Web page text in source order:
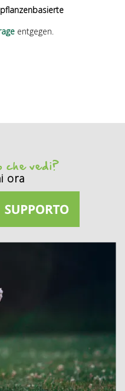
entgegen.
che vedi?
ora